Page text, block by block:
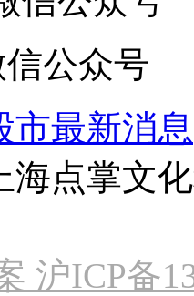
公众号
市最新消息
海点掌文
沪ICP备